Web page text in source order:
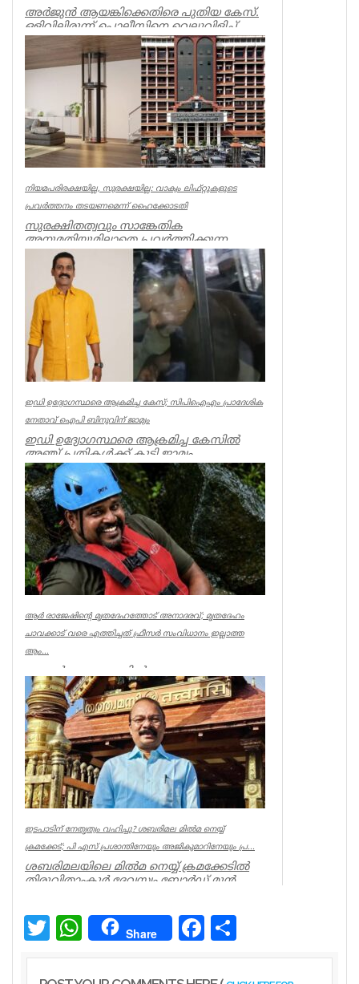
അർജുൻ ആയങ്കിക്കെതിരെ പുതിയ കേസ്.
ഒളിവിലിരുന്ന് പൊലീസിനെ വെല്ലുവിളിച്ച്
ഭീഷണിപ്പെടുത്തിയതിനാണ് കേസ്....
Kerala
നിയമപരിരക്ഷയില്ല, സുരക്ഷയില്ല: വാക്വം ലിഫ്റ്റുകളുടെ
പ്രവര്‍ത്തനം തടയണമെന്ന് ഹൈക്കോടതി
സുരക്ഷിതത്വവും സാങ്കേതിക
അനുമതിയുമില്ലാതെ പ്രവര്‍ത്തിക്കുന്ന
അനധികൃത വാക്വം ലിഫ്റ്റുകളുടെ പ്രവര്‍ത്...
Kerala
ഇഡി ഉദ്യോഗസ്ഥരെ ആക്രമിച്ച കേസ്; സിപിഐഎം പ്രാദേശിക
നേതാവ് ഐപി ബിനുവിന് ജാമ്യം
ഇഡി ഉദ്യോഗസ്ഥരെ ആക്രമിച്ച കേസില്‍
അഞ്ച് പ്രതികള്‍ക്ക് കൂടി ജാമ്യം.
സിപിഐഎം നേതാവ് ഐപി ബിനു ഉള്‍പ്പട...
Kerala
ആര്‍ രാജേഷിന്റെ മൃതദേഹത്തോട് അനാദരവ്; മൃതദേഹം
ചാവക്കാട് വരെ എത്തിച്ചത് ഫ്രീസര്‍ സംവിധാനം ഇല്ലാത്ത
ആം...
കണ്ണൂര്‍ ചെറുപുഴയില്‍
രക്ഷാപ്രവര്‍ത്തനത്തിനിടെ ജീവന്‍ നഷ്ടമായ
നീന്തല്‍ പരിശീലകന്‍ ആര്‍ രാജേഷിന്റെ മ...
Latest News
ഇടപാടിന് നേതൃത്വം വഹിച്ചു? ശബരിമല മില്‍മ നെയ്യ്
ക്രമക്കേട്; പി എസ് പ്രശാന്തിനേയും അജികുമാറിനേയും പ്ര...
ശബരിമലയിലെ മില്‍മ നെയ്യ് ക്രമക്കേടില്‍
തിരുവിതാംകൂര്‍ ദേവസ്വം ബോര്‍ഡ് മുന്‍
Kerala
Twitter WhatsAppShare Facebook